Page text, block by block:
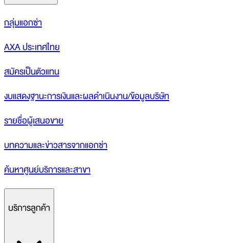
กลุ่มแอกซ่า
AXA ประเทศไทย
สมัครเป็นตัวแทน
งบแสดงฐานะการเงินและผลดำเนินงาน/ข้อมูลบริษัท
รายชื่อผู้เสนอขาย
บทความและข่าวสารจากแอกซ่า
ค้นหาศูนย์บริการและสาขา
บริการลูกค้า